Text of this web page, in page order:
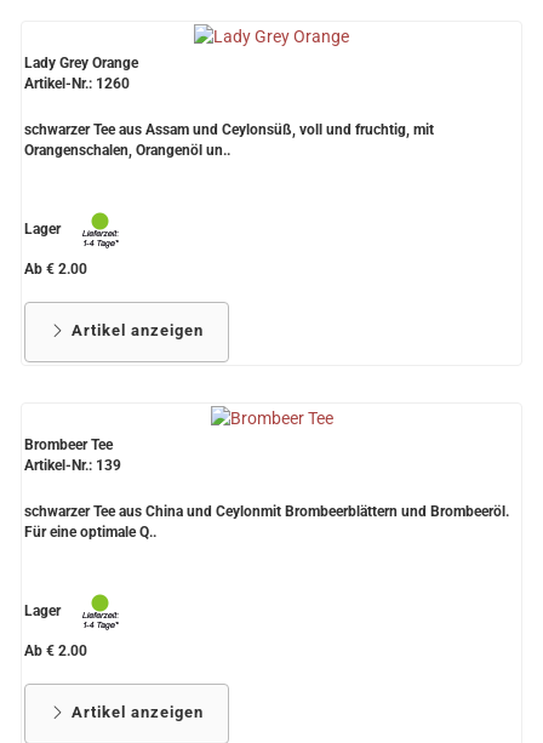
Lady Grey Orange
Artikel-Nr.: 1260
schwarzer Tee aus Assam und Ceylonsüß, voll und fruchtig, mit
Orangenschalen, Orangenöl un..
Lager
Ab € 2.00
Artikel anzeigen
Brombeer Tee
Artikel-Nr.: 139
schwarzer Tee aus China und Ceylonmit Brombeerblättern und Brombeeröl.
Für eine optimale Q..
Lager
Ab € 2.00
Artikel anzeigen